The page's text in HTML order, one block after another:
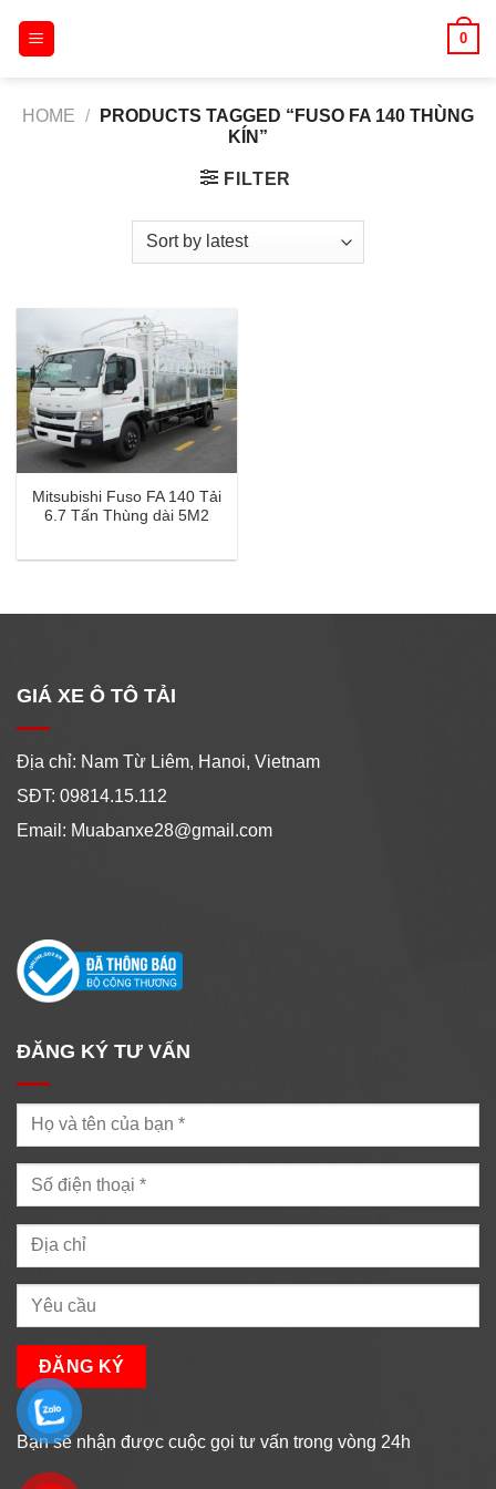
0
HOME /
PRODUCTS TAGGED “FUSO FA 140 THÙNG
KÍN”
FILTER
Mitsubishi Fuso FA 140 Tải
6.7 Tấn Thùng dài 5M2
GIÁ XE Ô TÔ TẢI
Địa chỉ: Nam Từ Liêm, Hanoi, Vietnam
SĐT: 09814.15.112
Email: Muabanxe28@gmail.com
ĐĂNG KÝ TƯ VẤN
Bạn sẽ nhận được cuộc gọi tư vấn trong vòng 24h